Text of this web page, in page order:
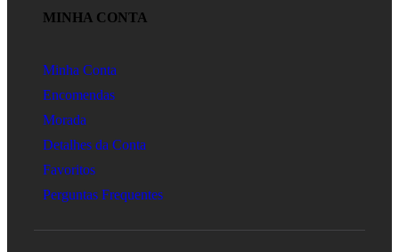
MINHA CONTA
Minha Conta
Encomendas
Morada
Detalhes da Conta
Favoritos
Perguntas Frequentes